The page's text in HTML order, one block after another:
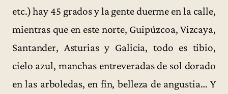
etc.) hay 45 grados y la gente duerme en la calle,
mientras que en este norte, Guipúzcoa, Vizcaya,
Santander, Asturias y Galicia, todo es tibio,
cielo azul, manchas entreveradas de sol dorado
en las arboledas, en fin, belleza de angustia… Y